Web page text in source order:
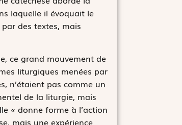
laquelle il évoquait le
des textes, mais
ce grand mouvement de
liturgiques menées par
n’étaient pas comme un
de la liturgie, mais
« donne forme à l’action
mais une expérience